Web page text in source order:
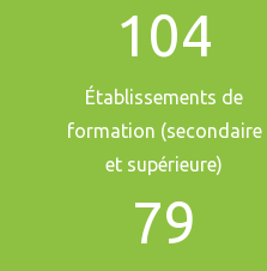
104
Établissements de
formation (secondaire
et supérieure)
79